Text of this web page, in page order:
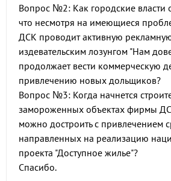
Вопрос №2: Как городские власти
что несмотря на имеющиеся
ДСК проводит активную
издевательским лозунгом "Нам
продолжает вести коммерческую
привлечению новых дольщиков?
Вопрос №3: Когда начнется
замороженных объектах фирмы
можно достроить с привлечением
направленных на реализацию
проекта "Доступное жилье"?
Спасибо.